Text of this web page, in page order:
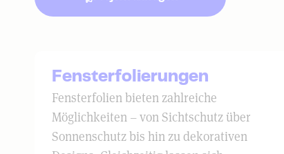
Fensterfolierungen
Fensterfolien bieten zahlreiche
Möglichkeiten – von Sichtschutz über
Sonnenschutz bis hin zu dekorativen